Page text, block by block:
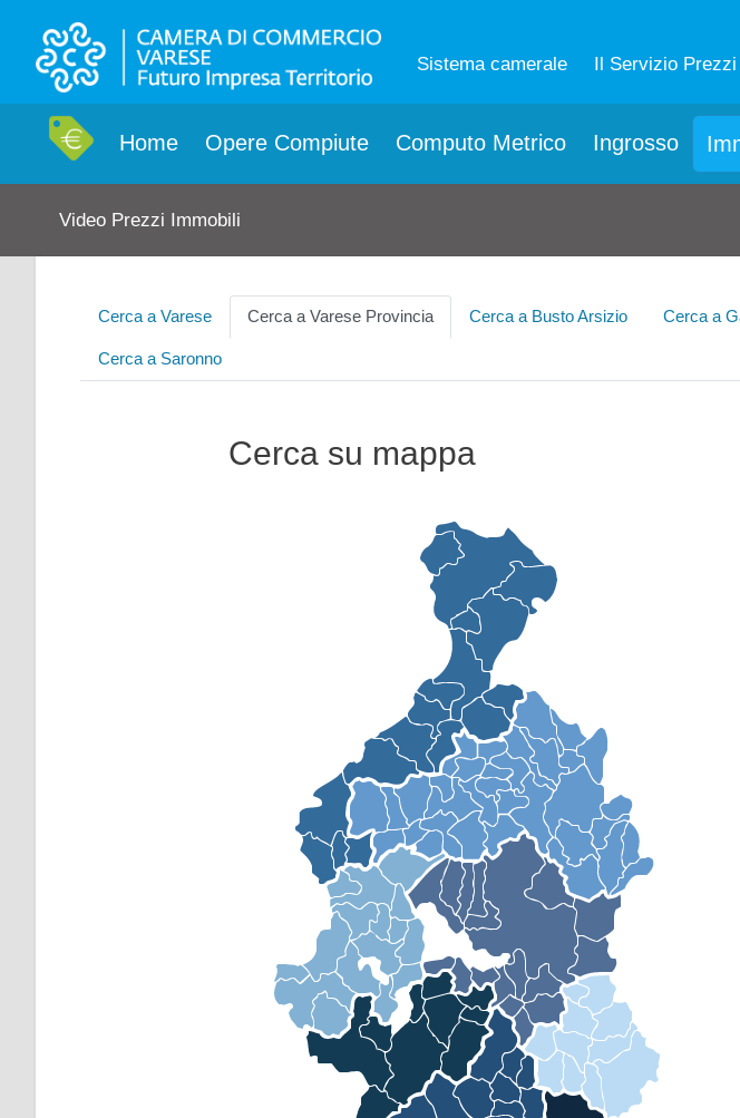
Sistema camerale Il Servizio Prezzi
Home Opere Compiute Computo Metrico Ingrosso
Video Prezzi Immobili
Cerca a Varese Cerca a Varese Provincia Cerca a Busto Arsizio Cerca a
Cerca a Saronno
Cerca su mappa